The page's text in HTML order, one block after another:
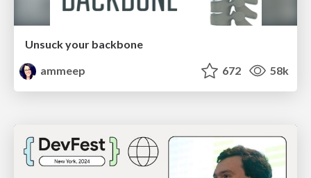
Unsuck your backbone
ammeep
672 58k